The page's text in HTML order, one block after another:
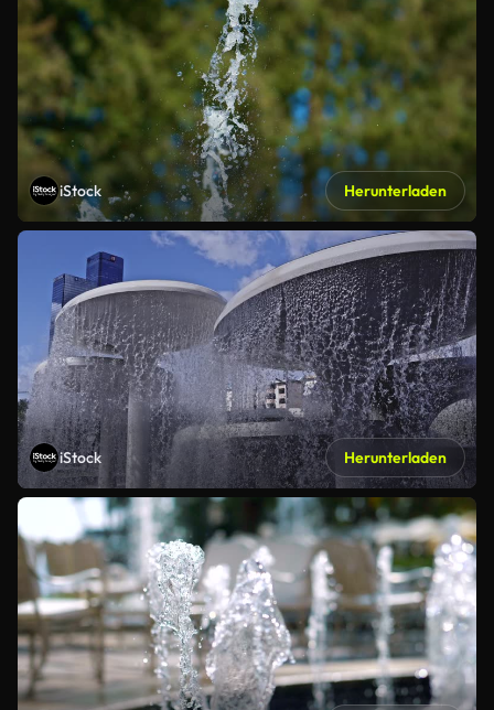
iStock Herunterladen
iStock Herunterladen